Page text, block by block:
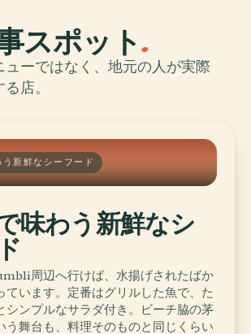
スポット.
ーではなく、地元の人が実際
店。
新鮮なシーフード
味わう新鮮なシ
周辺へ行けば、水揚げされたばか
ています。定番はグリルした魚で、た
シンプルなサラダ付き。ビーチ脇の茅
う舞台も、料理そのものと同じくらい